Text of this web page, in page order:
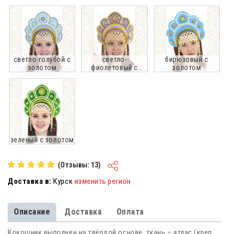
светло-голубой с
золотом
светло-
фиолетовый с
бирюзовый с
золотом
зеленый с золотом
(Отзывы: 13)
Доставка в: Курск изменить регион
Описание Доставка Оплата